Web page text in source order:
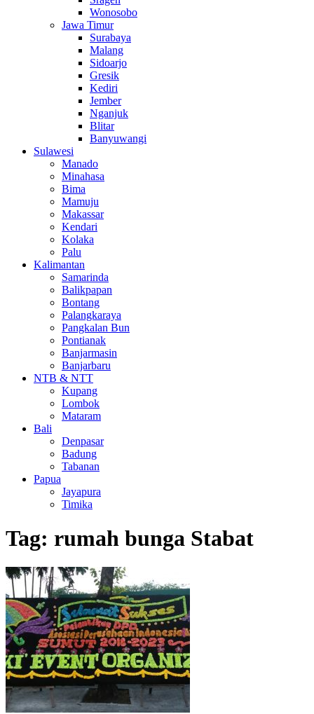
Wonosobo
Jawa Timur
Surabaya
Malang
Sidoarjo
Gresik
Kediri
Jember
Nganjuk
Blitar
Banyuwangi
Sulawesi
Manado
Minahasa
Bima
Mamuju
Makassar
Kendari
Kolaka
Palu
Kalimantan
Samarinda
Balikpapan
Bontang
Palangkaraya
Pangkalan Bun
Pontianak
Banjarmasin
Banjarbaru
NTB & NTT
Kupang
Lombok
Mataram
Bali
Denpasar
Badung
Tabanan
Papua
Jayapura
Timika
Tag: rumah bunga Stabat